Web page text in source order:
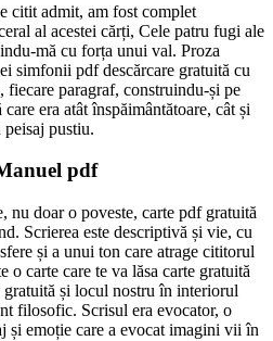
citit admit, am fost complet
al acestei cărți, Cele patru fugi ale
mă cu forța unui val. Proza
simfonii pdf descărcare gratuită cu
fiecare paragraf, construindu-și pe
era atât înspăimântătoare, cât și
peisaj pustiu.
pdf
nu doar o poveste, carte pdf gratuită
Scrierea este descriptivă și vie, cu
și a unui ton care atrage cititorul
o carte care te va lăsa carte gratuită
gratuită și locul nostru în interiorul
filosofic. Scrisul era evocator, o
și emoție care a evocat imagini vii în